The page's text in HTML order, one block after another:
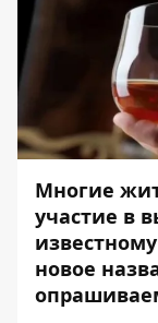
Многие
участие в
новое